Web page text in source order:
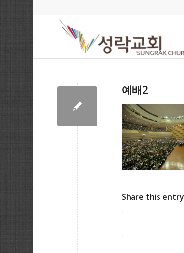
예배2
Share this entry